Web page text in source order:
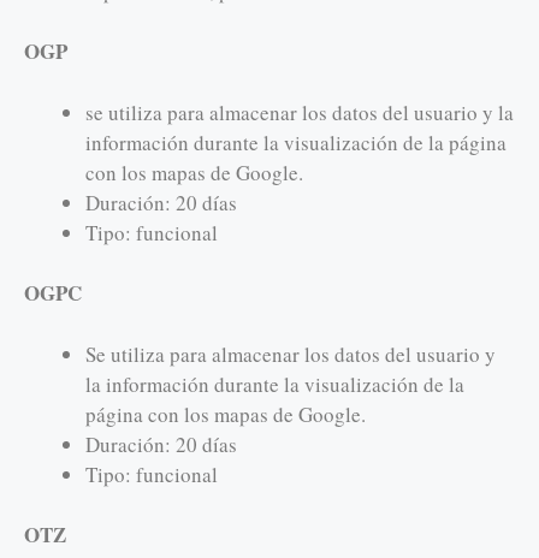
OGP
se utiliza para almacenar los datos del usuario y la
información durante la visualización de la página
con los mapas de Google.
Duración: 20 días
Tipo: funcional
OGPC
Se utiliza para almacenar los datos del usuario y
la información durante la visualización de la
página con los mapas de Google.
Duración: 20 días
Tipo: funcional
OTZ